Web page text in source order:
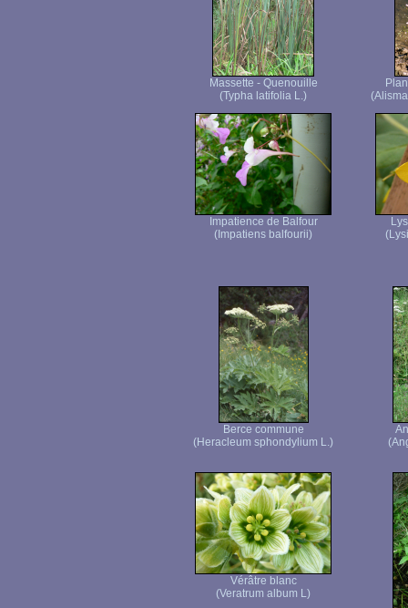
Massette - Quenouille
(Typha latifolia L.)
Impatience de Balfour
(Impatiens balfourii)
Berce commune
(Heracleum sphondylium L.)
Vérâtre blanc
(Veratrum album L)